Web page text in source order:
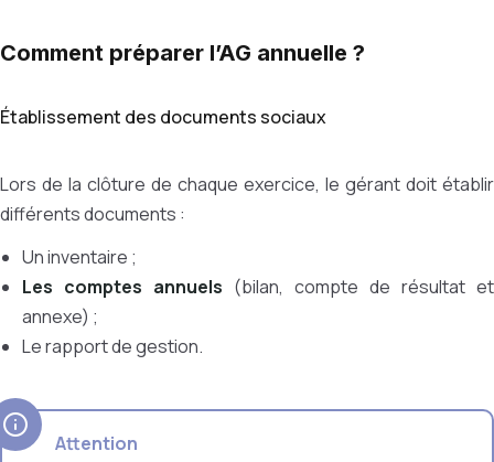
Comment préparer l’AG annuelle ?
Établissement des documents sociaux
Lors de la clôture de chaque exercice, le gérant doit établir
différents documents :
Un inventaire ;
Les comptes annuels (bilan, compte de résultat et
annexe) ;
Le rapport de gestion.
Attention